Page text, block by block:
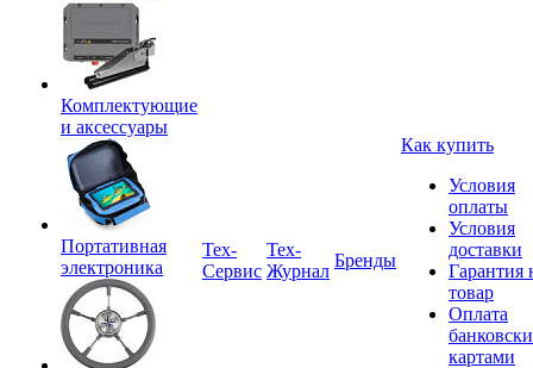
Комплектующие
и аксессуары
Портативная
электроника
Tex-
Сервис
Тех-
Журнал
Бренды
Как купить
Условия
оплаты
Условия
доставки
Гарантия
товар
Оплата
картами